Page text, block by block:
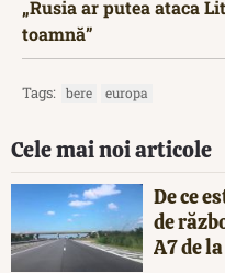
„Rusia ar putea ataca
toamnă”
Tags: bere europa
Cele mai noi articole
De ce
de
A7 de